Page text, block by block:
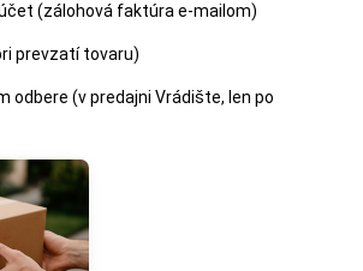
(zálohová faktúra e-mailom)
prevzatí tovaru)
odbere (v predajni Vrádište, len po